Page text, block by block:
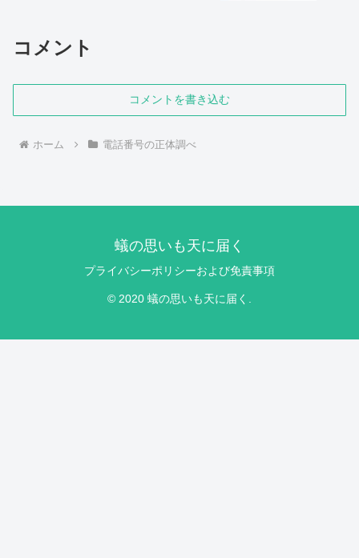
コメント
コメントを書き込む
ホーム 電話番号の正体調べ
蟻の思いも天に届く
プライバシーポリシーおよび免責事項
© 2020 蟻の思いも天に届く.